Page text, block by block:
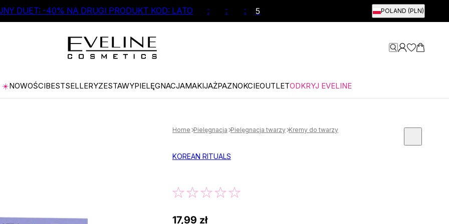
DUET: -40% NA DRUGI PRODUKT KOD: LATO : : : POLAND (PLN)
☀️NOWOŚCIBESTSELLERYZESTAWYPIELĘGNACJAMAKIJAŻPAZNOKCIEOUTLETODKRYJ EVELINE
Home Pielęgnacja Pielęgnacja twarzy Kremy do twarzy
KOREAN RITUALS
17,99 zł